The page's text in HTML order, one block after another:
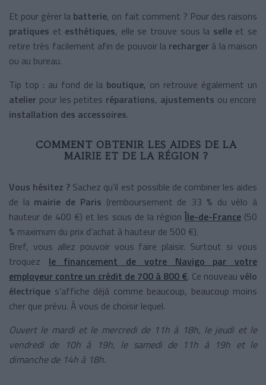
Et pour gérer la batterie, on fait comment ? Pour des raisons
pratiques et esthétiques, elle se trouve sous la selleet se
retire très facilement afin de pouvoir larecharger à la maison
ou au bureau.
Tip top : au fond de la boutique, on retrouve également un
atelier pour les petites réparations, ajustements ou encore
installation des accessoires.
COMMENT OBTENIR LES AIDES DE LA
MAIRIE ET DE LA RÉGION ?
Vous hésitez ? Sachez qu’il est possible de combiner les aides
de lamairie de Paris (remboursement de 33 % du vélo à
hauteur de 400 €) et les sous de la régionÎle-de-France(50
% maximum du prix d’achat à hauteur de 500 €).
Bref, vous allez pouvoir vous faire plaisir. Surtout si vous
troquez le financement de votre Navigo par votre
employeur contre un crédit de 700 à 800 €. Ce nouveau vélo
électrique s’affiche déjà comme beaucoup, beaucoup moins
cher que prévu. À vous de choisir lequel.
Ouvert le mardi et le mercredi de 11h à 18h, le jeudi et le
vendredi de 10h à 19h, le samedi de 11h à 19h et le
dimanche de 14h à 18h.